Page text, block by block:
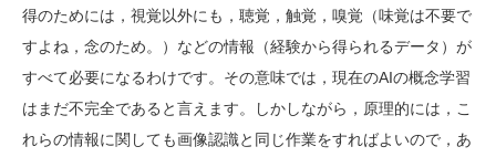
得のためには，視覚以外にも，聴覚，触覚，嗅覚（味覚は不要で
すよね，念のため。）などの情報（経験から得られるデータ）が
すべて必要になるわけです。その意味では，現在のAIの概念学習
はまだ不完全であると言えます。しかしながら，原理的には，こ
れらの情報に関しても画像認識と同じ作業をすればよいので，あ